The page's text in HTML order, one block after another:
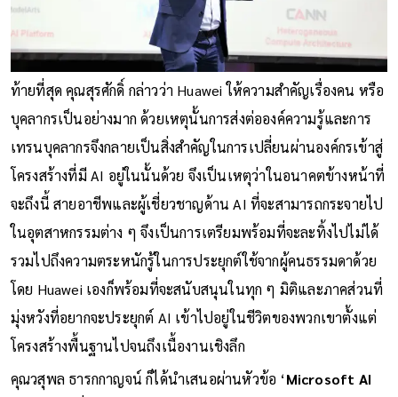
ท้ายที่สุด คุณสุรศักดิ์ กล่าวว่า Huawei ให้ความสำคัญเรื่องคน หรือ
บุคลากรเป็นอย่างมาก ด้วยเหตุนั้นการส่งต่อองค์ความรู้และการ
เทรนบุคลากรจึงกลายเป็นสิ่งสำคัญในการเปลี่ยนผ่านองค์กรเข้าสู่
โครงสร้างที่มี AI อยู่ในนั้นด้วย จึงเป็นเหตุว่าในอนาคตข้างหน้าที่
จะถึงนี้ สายอาชีพและผู้เชี่ยวชาญด้าน AI ที่จะสามารถกระจายไป
ในอุตสาหกรรมต่าง ๆ จึงเป็นการเตรียมพร้อมที่จะละทิ้งไปไม่ได้
รวมไปถึงความตระหนักรู้ในการประยุกต์ใช้จากผู้คนธรรมดาด้วย
โดย Huawei เองก็พร้อมที่จะสนับสนุนในทุก ๆ มิติและภาคส่วนที่
มุ่งหวังที่อยากจะประยุกต์ AI เข้าไปอยู่ในชีวิตของพวกเขาตั้งแต่
โครงสร้างพื้นฐานไปจนถึงเนื้องานเชิงลึก
คุณวสุพล ธารกกาญจน์ ก็ได้นำเสนอผ่านหัวข้อ ‘Microsoft AI